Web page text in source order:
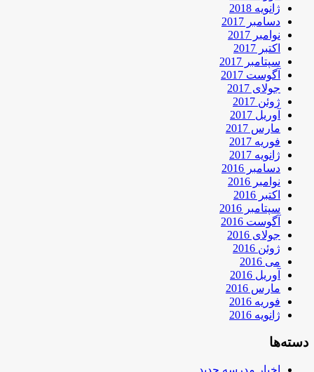
ژانویه 2018
دسامبر 2017
نوامبر 2017
اکتبر 2017
سپتامبر 2017
آگوست 2017
جولای 2017
ژوئن 2017
آوریل 2017
مارس 2017
فوریه 2017
ژانویه 2017
دسامبر 2016
نوامبر 2016
اکتبر 2016
سپتامبر 2016
آگوست 2016
جولای 2016
ژوئن 2016
می 2016
آوریل 2016
مارس 2016
فوریه 2016
ژانویه 2016
دسته‌ها